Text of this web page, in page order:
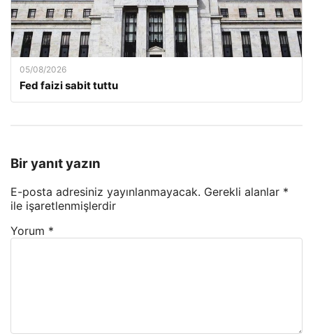
05/08/2026
Fed faizi sabit tuttu
Bir yanıt yazın
E-posta adresiniz yayınlanmayacak. Gerekli alanlar *
ile işaretlenmişlerdir
Yorum *